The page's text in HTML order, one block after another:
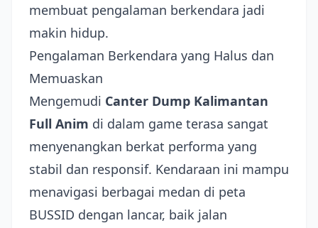
membuat pengalaman berkendara jadi
makin hidup.
Pengalaman Berkendara yang Halus dan
Memuaskan
Mengemudi Canter Dump Kalimantan
Full Anim di dalam game terasa sangat
menyenangkan berkat performa yang
stabil dan responsif. Kendaraan ini mampu
menavigasi berbagai medan di peta
BUSSID dengan lancar, baik jalan